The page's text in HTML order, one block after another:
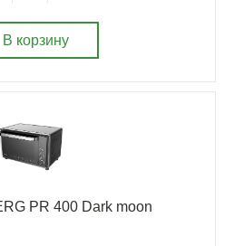
В корзину
PR 400 Dark moon